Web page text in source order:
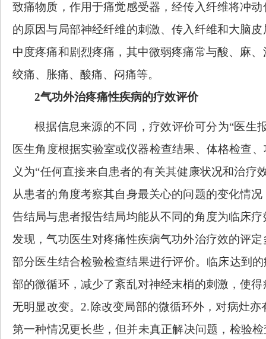
致痛物质，作用于痛觉感受器，经传入纤维将冲
的原因与局部神经纤维的刺激、传入纤维和大脑
中度疼痛和剧烈疼痛，其中微弱疼痛常与酸、麻
绞痛、胀痛、酸痛、闷痛等。
2气功外治疼痛性疾病的疗效评价
根据信息来源的不同，疗效评价可分为“医生
医生角度根据实验室或仪器检查结果、体格检查
义为“任何直接来自患者的有关其健康状况和治
从患者的角度考察其自身最关心的问题的变化情
告结局与患者报告结局均能从不同的角度为临床
发现，气功医生对疼痛性疾病气功外治疗效的评
部分医生结合检验检查结果进行评价。临床达到
部的微循环，减少了紊乱对神经末梢的刺激，使
无明显改变。2.除改变局部的微循环外，对病灶
第一种情况更长些，但并未真正解决问题，检验